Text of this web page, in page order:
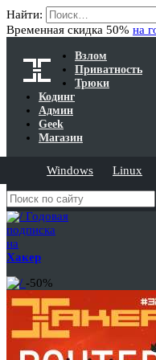
Найти:
Временная скидка 50% на
Взлом
Приватность
Трюки
Кодинг
Админ
Geek
Магазин
Windows Linux
Годовая
подписка
на
Хакер
-50%